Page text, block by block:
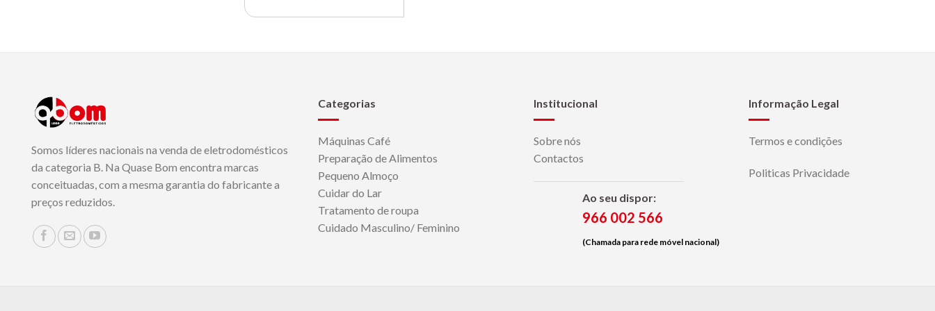
Somos líderes nacionais na venda de eletrodomésticos
da categoria B. Na Quase Bom encontra marcas
conceituadas, com a mesma garantia do fabricante a
preços reduzidos.
Categorias
Máquinas Café
Preparação de Alimentos
Pequeno Almoço
Cuidar do Lar
Tratamento de roupa
Cuidado Masculino/ Feminino
Institucional
Sobre nós
Contactos
Ao seu dispor:
966 002 566
(Chamada para rede móvel nacional)
Informação Legal
Termos e condições
Politicas Privacidade